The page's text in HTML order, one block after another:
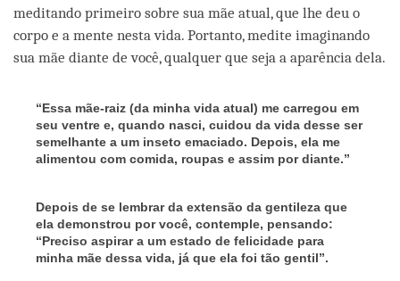
meditando primeiro sobre sua mãe atual, que lhe deu o
corpo e a mente nesta vida. Portanto, medite imaginando
sua mãe diante de você, qualquer que seja a aparência dela.
“Essa mãe-raiz (da minha vida atual) me carregou em
seu ventre e, quando nasci, cuidou da vida desse ser
semelhante a um inseto emaciado. Depois, ela me
alimentou com comida, roupas e assim por diante.”
Depois de se lembrar da extensão da gentileza que
ela demonstrou por você, contemple, pensando:
“Preciso aspirar a um estado de felicidade para
minha mãe dessa vida, já que ela foi tão gentil”.